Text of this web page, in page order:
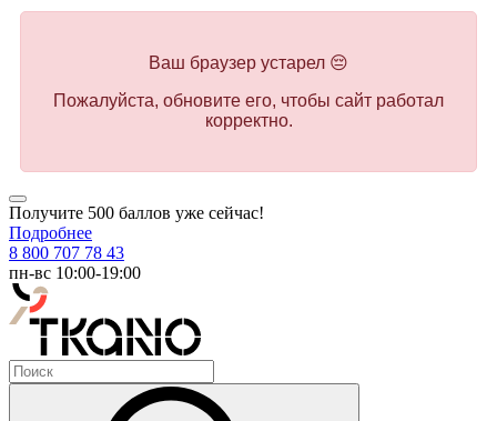
Ваш браузер устарел 😔
Пожалуйста, обновите его, чтобы сайт работал
корректно.
Получите 500 баллов уже сейчас!
Подробнее
8 800 707 78 43
пн-вс 10:00-19:00